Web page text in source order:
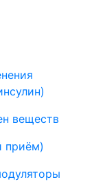
веществ
приём)